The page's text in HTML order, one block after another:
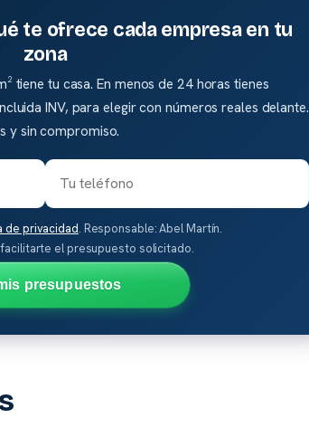
te ofrece cada empresa en tu
zona
tiene tu casa. En menos de 24 horas tienes
INV, para elegir con números reales delante.
y sin compromiso.
de privacidad. Responsable: Abel Martín.
el presupuesto solicitado.
presupuestos